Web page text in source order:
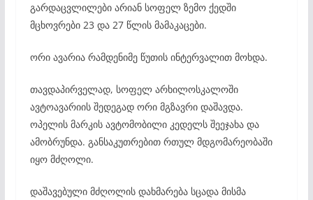
გარდაცვლილები არიან სოფელ ზემო ქედში
მცხოვრები 23 და 27 წლის მამაკაცები.
ორი ავარია რამდენიმე წუთის ინტერვალით მოხდა.
თავდაპირველად, სოფელ არხილოსკალოში
ავტოავარიის შედეგად ორი მგზავრი დაშავდა.
ოპელის მარკის ავტომობილი კედელს შეეჯახა და
ამობრუნდა. განსაკუთრებით რთულ მდგომარეობაში
იყო მძღოლი.
დაშავებული მძღოლის დახმარება სცადა მისმა